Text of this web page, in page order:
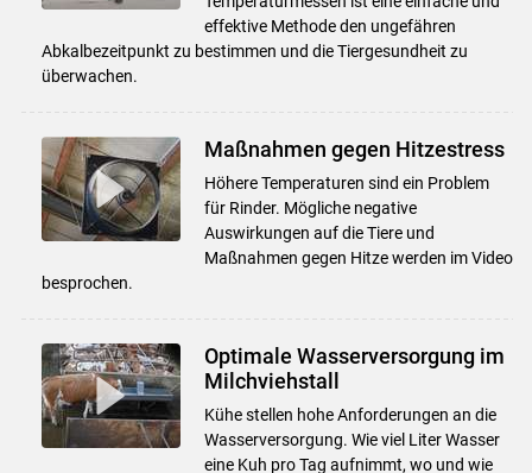
effektive Methode den ungefähren
Abkalbezeitpunkt zu bestimmen und die Tiergesundheit zu
überwachen.
Maßnahmen gegen Hitzestress
Höhere Temperaturen sind ein Problem
für Rinder. Mögliche negative
Auswirkungen auf die Tiere und
Maßnahmen gegen Hitze werden im Video
besprochen.
Optimale Wasserversorgung im
Milchviehstall
Kühe stellen hohe Anforderungen an die
Wasserversorgung. Wie viel Liter Wasser
eine Kuh pro Tag aufnimmt, wo und wie